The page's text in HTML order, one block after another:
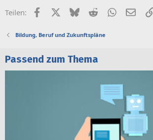
Teilen: FacebookX (Twitter)
BlueskyRedditWhatsApp
E-
Bildung, Beruf und Zukunftspläne
Passend zum Thema